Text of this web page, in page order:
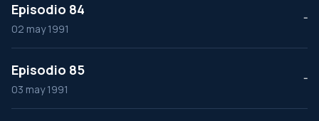
Episodio 84
02 may 1991
--
Episodio 85
03 may 1991
--